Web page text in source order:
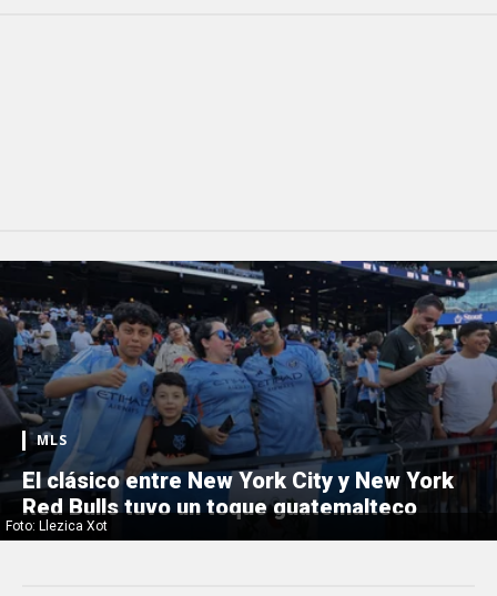
Foto: Llezica Xot
MLS
El clásico entre New York City y New York
Red Bulls tuvo un toque guatemalteco